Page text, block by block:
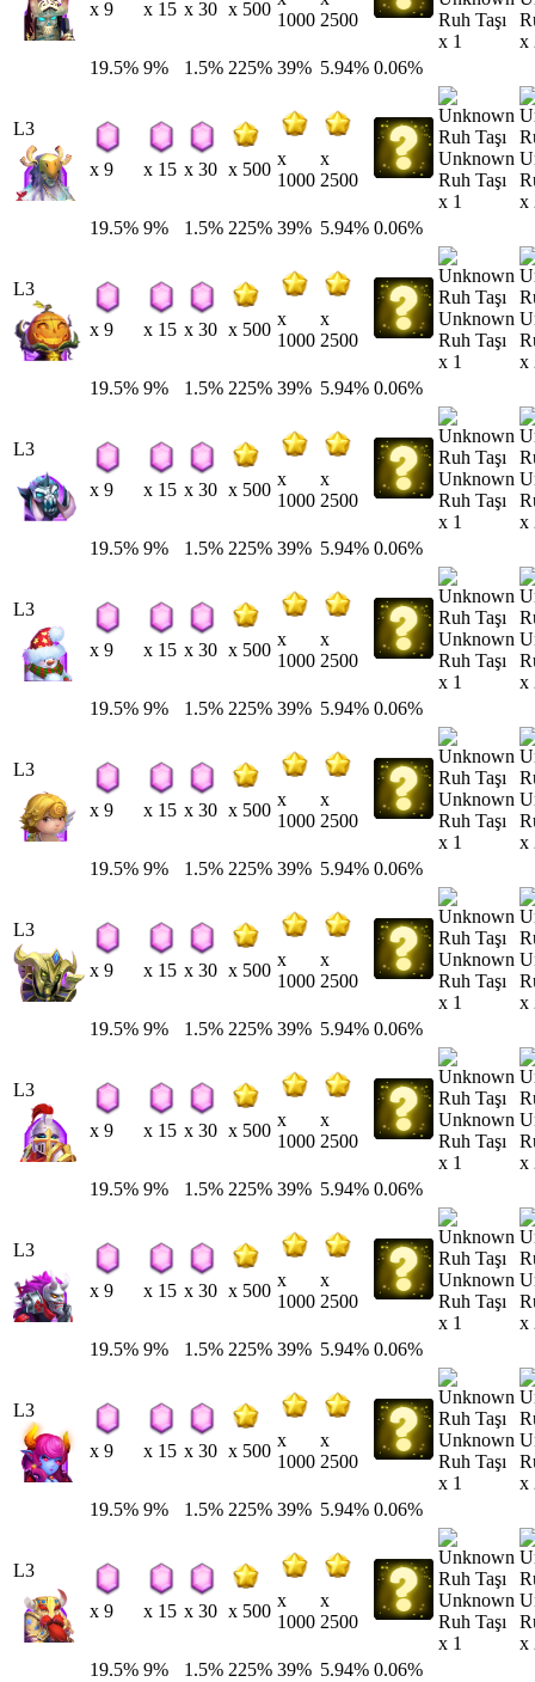
x 9 x 15 x 30 x 500
1000 2500
Ruh Taşı
x 1
x
19.5% 9% 1.5% 225% 39% 5.94% 0.06%
L3
x 9 x 15 x 30 x 500
x
1000
x
2500
Unknown
Ruh Taşı
x 1
x
19.5% 9% 1.5% 225% 39% 5.94% 0.06%
L3
x 9 x 15 x 30 x 500
x
1000
x
2500
Unknown
Ruh Taşı
x 1
x
19.5% 9% 1.5% 225% 39% 5.94% 0.06%
L3
x 9 x 15 x 30 x 500
x
1000
x
2500
Unknown
Ruh Taşı
x 1
x
19.5% 9% 1.5% 225% 39% 5.94% 0.06%
L3
x 9 x 15 x 30 x 500
x
1000
x
2500
Unknown
Ruh Taşı
x 1
x
19.5% 9% 1.5% 225% 39% 5.94% 0.06%
L3
x 9 x 15 x 30 x 500
x
1000
x
2500
Unknown
Ruh Taşı
x 1
x
19.5% 9% 1.5% 225% 39% 5.94% 0.06%
L3
x 9 x 15 x 30 x 500
x
1000
x
2500
Unknown
Ruh Taşı
x 1
x
19.5% 9% 1.5% 225% 39% 5.94% 0.06%
L3
x 9 x 15 x 30 x 500
x
1000
x
2500
Unknown
Ruh Taşı
x 1
x
19.5% 9% 1.5% 225% 39% 5.94% 0.06%
L3
x 9 x 15 x 30 x 500
x
1000
x
2500
Unknown
Ruh Taşı
x 1
x
19.5% 9% 1.5% 225% 39% 5.94% 0.06%
L3
x 9 x 15 x 30 x 500
x
1000
x
2500
Unknown
Ruh Taşı
x 1
x
19.5% 9% 1.5% 225% 39% 5.94% 0.06%
L3
x 9 x 15 x 30 x 500
x
1000
x
2500
Unknown
Ruh Taşı
x 1
x
19.5% 9% 1.5% 225% 39% 5.94% 0.06%